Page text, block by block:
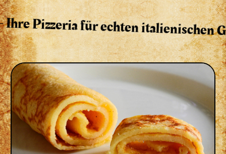
für echten italienischen Genuss in